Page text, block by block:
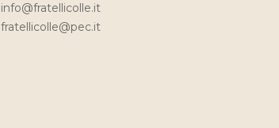
info@fratellicolle.it
fratellicolle@pec.it